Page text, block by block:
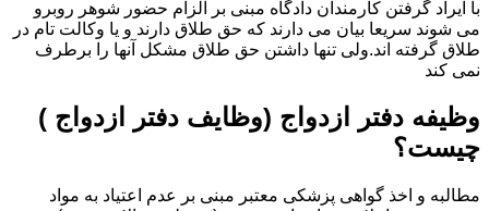
با ایراد گرفتن کارمندان دادگاه مبنی بر الزام حضور شوهر روبرو
می شوند سریعا بیان می دارند که حق طلاق دارند و یا وکالت تام در
طلاق گرفته اند.ولی تنها داشتن حق طلاق مشکل آنها را برطرف
نمی کند
وظیفه دفتر ازدواج (وظایف دفتر ازدواج )
چیست؟
مطالبه و اخذ گواهی پزشکی معتبر مبنی بر عدم اعتیاد به مواد